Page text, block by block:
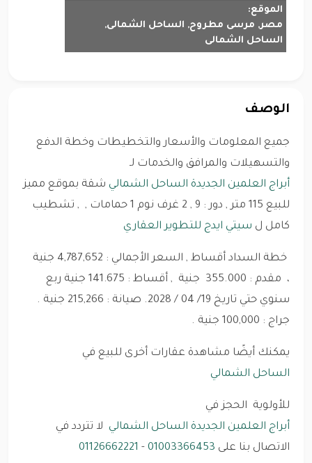
الموقع:
مصر, مرسى مطروح, الساحل الشمالى,
الساحل الشمالى
الوصف
جميع المعلومات والأسعار والتخطيطات وخطة الدفع
والتسهيلات والمرافق والخدمات لـ
أبراج العلمين الجديدة الساحل الشمالي شقة بموقع مميز
للبيع 115 متر , دور : 9 , 2 غرف نوم 1 حمامات , , تشطيب
كامل ل سيتي ايدج للتطوير العقاري
خطة السداد أقساط , السعر الأجمالي : 4,787,652 جنية
، مقدم : 355.000 جنية , أقساط : 141.675 جنية ربع
سنوي حتي تاريخ 19/ 04 / 2028. صيانة : 215,266 جنية .
جراج : 100,000 جنية .
يمكنك أيضًا مشاهدة عقارات أخرى للبيع في
الساحل الشمالي
للأولوية الحجز في
أبراج العلمين الجديدة الساحل الشمالي لا تتردد في
الاتصال بنا على 01003366453
-
01126662221